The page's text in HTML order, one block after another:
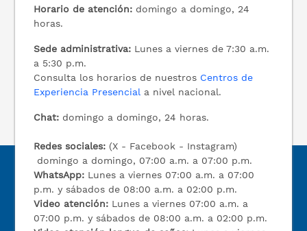
Horario de atención: domingo a domingo, 24
horas.
Sede administrativa: Lunes a viernes de 7:30 a.m.
a 5:30 p.m.
Consulta los horarios de nuestros Centros de
Experiencia Presencial a nivel nacional.
Chat: domingo a domingo, 24 horas.
Redes sociales: (X - Facebook - Instagram)
domingo a domingo, 07:00 a.m. a 07:00 p.m.
WhatsApp: Lunes a viernes 07:00 a.m. a 07:00
p.m. y sábados de 08:00 a.m. a 02:00 p.m.
Video atención: Lunes a viernes 07:00 a.m. a
07:00 p.m. y sábados de 08:00 a.m. a 02:00 p.m.